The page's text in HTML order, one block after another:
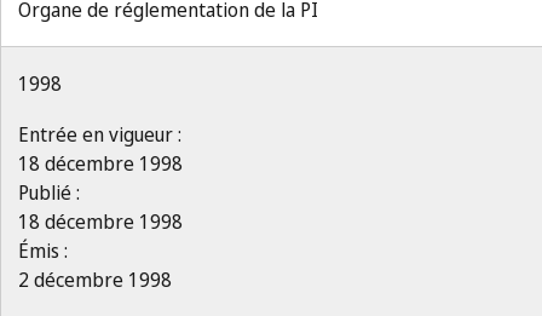
Organe de réglementation de la PI
1998
Entrée en vigueur :
18 décembre 1998
Publié :
18 décembre 1998
Émis :
2 décembre 1998